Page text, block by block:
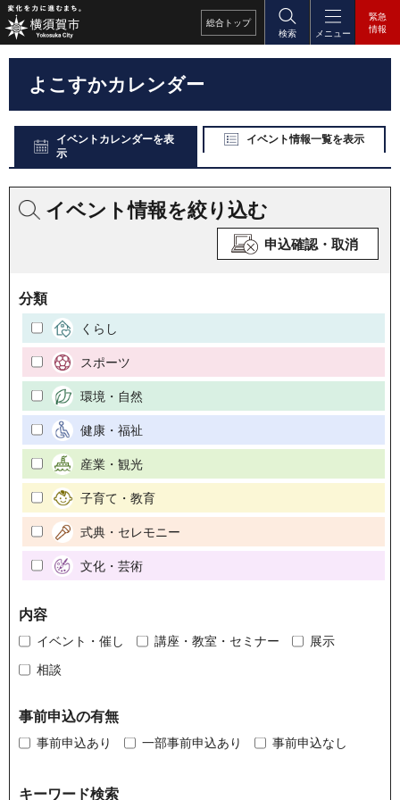
総合 トップ
検索
メニュー
緊急
情報
よこすかカレンダー
イベントカレンダーを表
示
イベント情報一覧を表示
イベント情報を絞り込む
申込確認・取消
分類
くらし
スポーツ
環境・自然
健康・福祉
産業・観光
子育て・教育
式典・セレモニー
文化・芸術
内容
イベント・催し 講座・教室・セミナー
展示
相談
事前申込の有無
事前申込あり 一部事前申込あり 事前申込なし
キーワード検索